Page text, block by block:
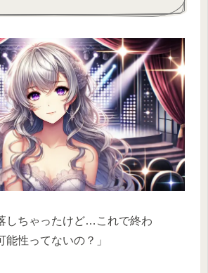
しちゃったけど…これで終わ
能性ってないの？」